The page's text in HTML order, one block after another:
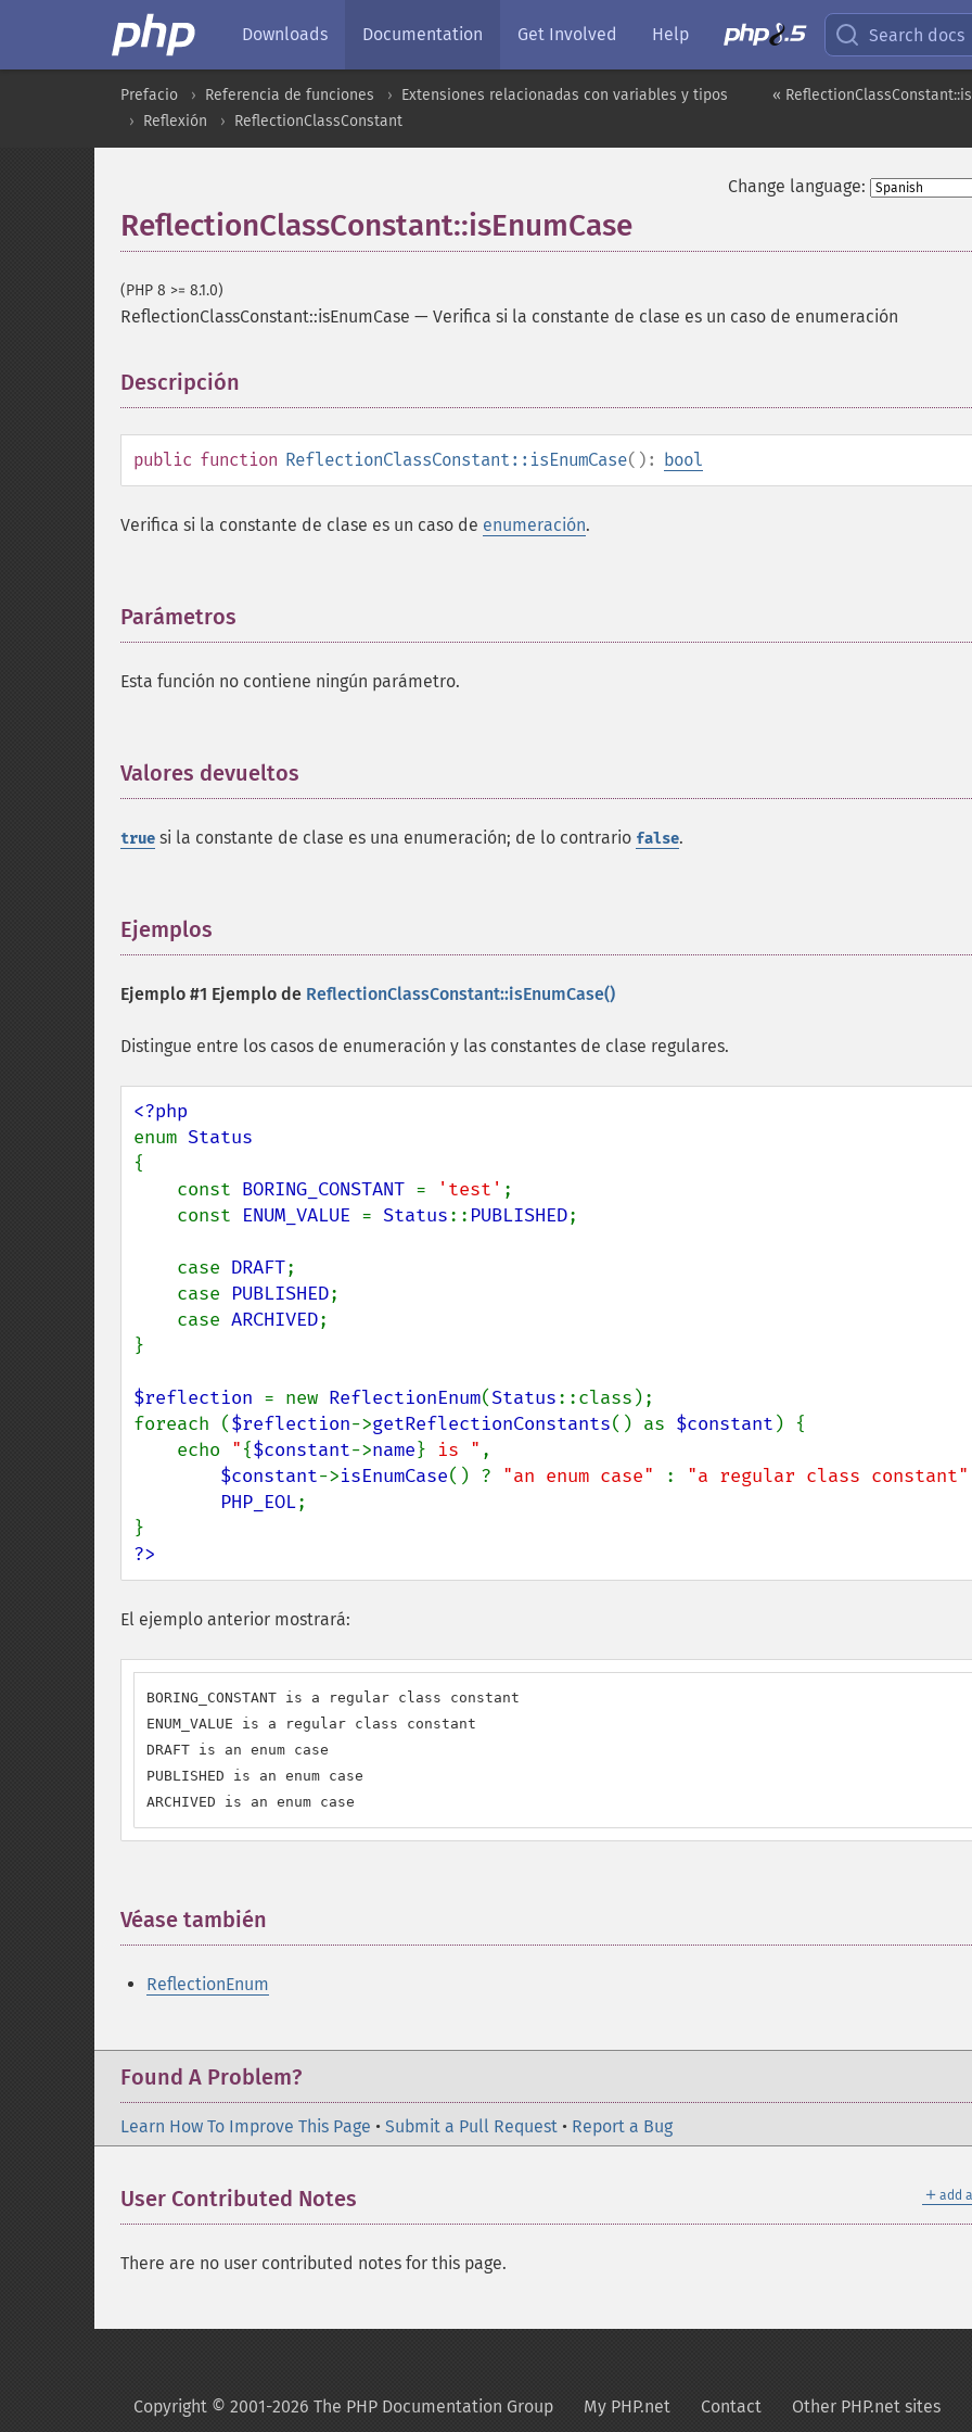
Downloads Documentation Get Involved Help Search docs
«
Prefacio Referencia de funciones
Extensiones relacionadas con variables y tipos
Reflexión
ReflectionClassConstant
Change language:
ReflectionClassConstant::isEnumCase
(PHP 8 >= 8.1.0)
ReflectionClassConstant::isEnumCase — Verifica si la constante de clase es un caso de enumeración
Descripción
public function ReflectionClassConstant::isEnumCase(): bool
Verifica si la constante de clase es un caso de enumeración.
Parámetros
Esta función no contiene ningún parámetro.
Valores devueltos
true si la constante de clase es una enumeración; de lo contrario false.
Ejemplos
Ejemplo #1 Ejemplo de ReflectionClassConstant::isEnumCase()
Distingue entre los casos de enumeración y las constantes de clase regulares.
enum
{
    const
BORING_CONSTANT = 'test' ;
    const
ENUM_VALUE = Status:: PUBLISHED;
    case
DRAFT;
    case
PUBLISHED;
    case
ARCHIVED;
}
$reflection = new ReflectionEnum(Status::class);
foreach ($reflection->getReflectionConstants() as $constant ) {
    echo
"{$constant->name} is " ,
$constant->isEnumCase() ? "an enum case" : "a regular class constant"
PHP_EOL;
?>
El ejemplo anterior mostrará:
BORING_CONSTANT is a regular class constant
ENUM_VALUE is a regular class constant
DRAFT is an enum case
PUBLISHED is an enum case
ARCHIVED is an enum case
Véase también
ReflectionEnum
Found A Problem?
Learn How To Improve This Page • Submit a Pull Request • Report a Bug
＋ add
User Contributed Notes
There are no user contributed notes for this page.
Copyright © 2001-2026 The PHP Documentation Group My PHP.net Contact Other PHP.net sites